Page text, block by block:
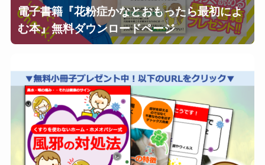
電子書籍『花粉症かなとおもったら最初によ
む本』無料ダウンロードページ